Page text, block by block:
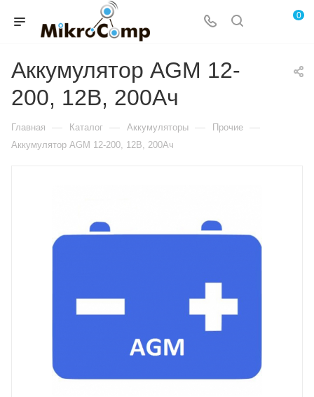
0
Аккумулятор AGM 12-
200, 12В, 200Ач
Главная — Каталог — Аккумуляторы — Прочие —
Аккумулятор AGM 12-200, 12В, 200Ач